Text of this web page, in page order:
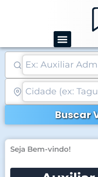
conteúdo
Buscar
Seja Bem-vindo!